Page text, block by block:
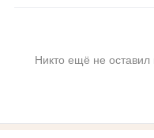
Никто ещё не